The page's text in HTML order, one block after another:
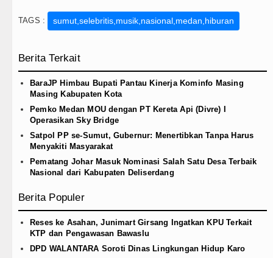
TAGS : sumut,selebritis,musik,nasional,medan,hiburan
Berita Terkait
BaraJP Himbau Bupati Pantau Kinerja Kominfo Masing
Masing Kabupaten Kota
Pemko Medan MOU dengan PT Kereta Api (Divre) I
Operasikan Sky Bridge
Satpol PP se-Sumut, Gubernur: Menertibkan Tanpa Harus
Menyakiti Masyarakat
Pematang Johar Masuk Nominasi Salah Satu Desa Terbaik
Nasional dari Kabupaten Deliserdang
Berita Populer
Reses ke Asahan, Junimart Girsang Ingatkan KPU Terkait
KTP dan Pengawasan Bawaslu
DPD WALANTARA Soroti Dinas Lingkungan Hidup Karo